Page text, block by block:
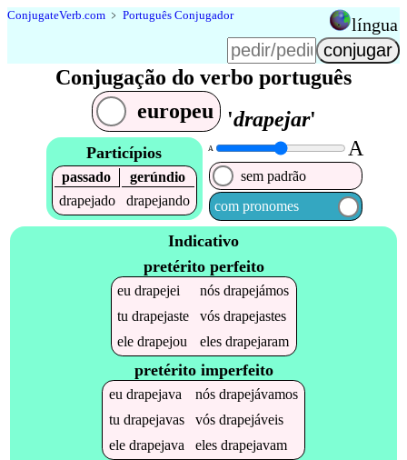
ConjugateVerb.com ﹥ Português Conjugador língua
Conjugação do verbo português
europeu
'drapejar'
Particípios
passado
gerúndio
drapejado
drapejando
A A
sem padrão
com pronomes
Indicativo
pretérito perfeito
eudrapejei nósdrapejámos
tudrapejaste vósdrapejastes
eledrapejou elesdrapejaram
pretérito imperfeito
eu drapejava nós drapejávamos
tu drapejavas vós drapejáveis
ele drapejava eles drapejavam